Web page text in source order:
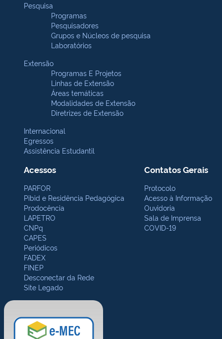
Pesquisa
Programas
Pesquisadores
Grupos e Núcleos de pesquisa
Laboratórios
Extensão
Programas E Projetos
Linhas de Extensão
Áreas temáticas
Modalidades de Extensão
Diretrizes de Extensão
Internacional
Egressos
Assistência Estudantil
Acessos
PARFOR
Pibid e Residência Pedagógica
Prodocência
LAPETRO
CNPq
CAPES
Periódicos
FADEX
FINEP
Desconectar da Rede
Site Legado
Contatos Gerais
Protocolo
Acesso à Informação
Ouvidoria
Sala de Imprensa
COVID-19